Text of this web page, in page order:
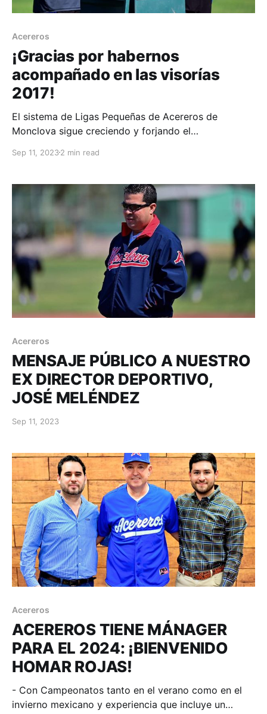
Acereros
¡Gracias por habernos
acompañado en las visorías
2017!
El sistema de Ligas Pequeñas de Acereros de
Monclova sigue creciendo y forjando el
Sep 11, 20232 min read
Acereros
MENSAJE PÚBLICO A NUESTRO
EX DIRECTOR DEPORTIVO,
JOSÉ MELÉNDEZ
Sep 11, 2023
Acereros
ACEREROS TIENE MÁNAGER
PARA EL 2024: ¡BIENVENIDO
HOMAR ROJAS!
- Con Campeonatos tanto en el verano como en el
invierno mexicano y experiencia que incluye un